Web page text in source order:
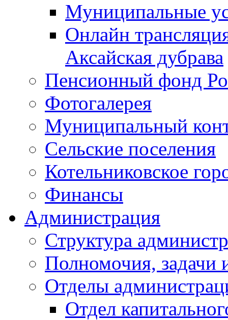
Муниципальные
Онлайн
Аксайская дубрава
Пенсионный фонд
Фотогалерея
Муниципальный
Сельские поселения
Котельниковское
Финансы
Администрация
Структура
Полномочия, задачи
Отделы
Отдел